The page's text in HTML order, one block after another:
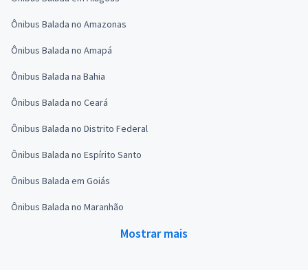
Ônibus Balada no Amazonas
Ônibus Balada no Amapá
Ônibus Balada na Bahia
Ônibus Balada no Ceará
Ônibus Balada no Distrito Federal
Ônibus Balada no Espírito Santo
Ônibus Balada em Goiás
Ônibus Balada no Maranhão
Mostrar mais